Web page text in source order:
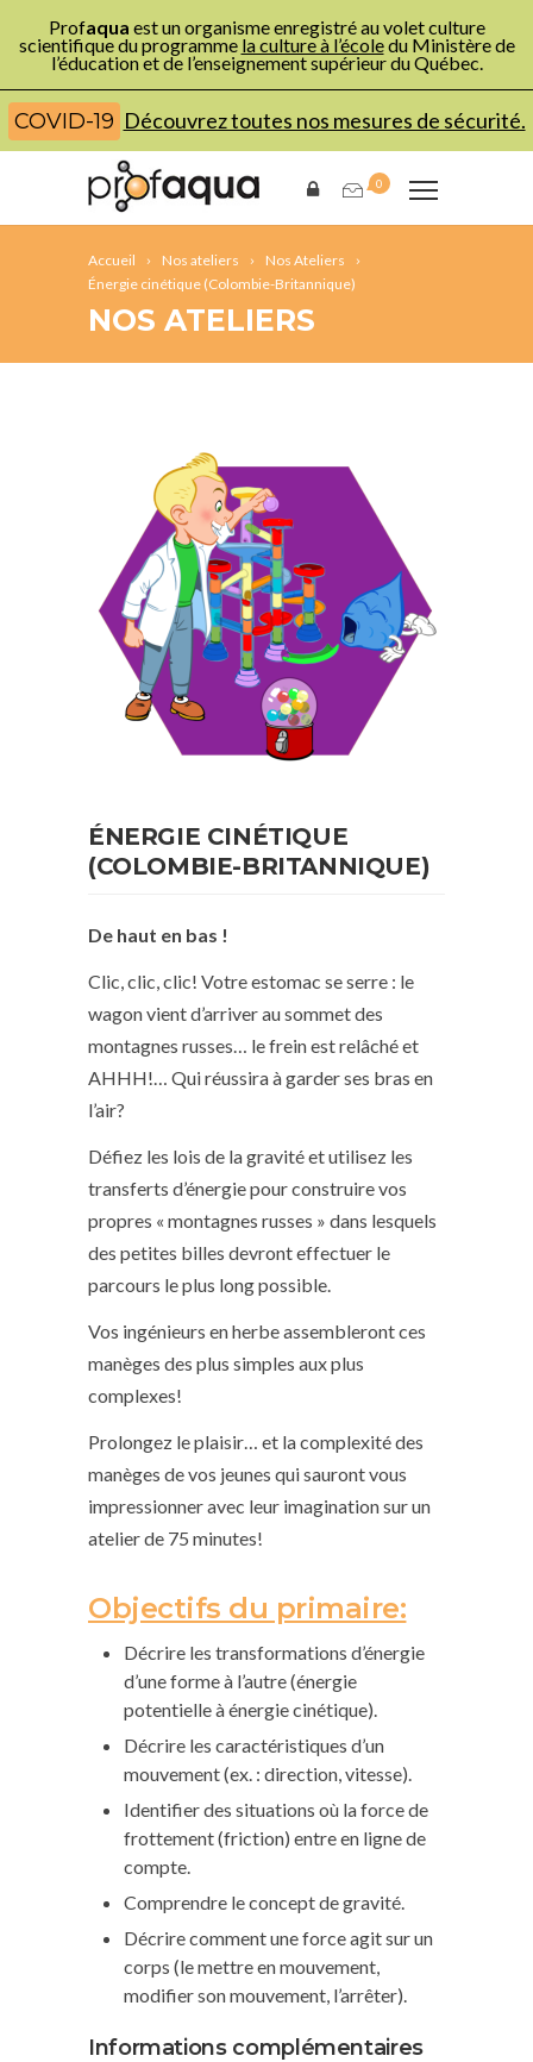
Profaqua est un organisme enregistré au volet culture
scientifique du programme la culture à l’écoledu Ministère de
l’éducation et de l’enseignement supérieur du Québec.
COVID-19 Découvrez toutes nos mesures de sécurité.
0
Accueil Nos ateliers
Nos Ateliers
Énergie cinétique (Colombie-Britannique)
NOS ATELIERS
ÉNERGIE CINÉTIQUE
(COLOMBIE-BRITANNIQUE)
De haut en bas !
Clic, clic, clic! Votre estomac se serre : le
wagon vient d’arriver au sommet des
montagnes russes… le frein est relâché et
AHHH!… Qui réussira à garder ses bras en
l’air?
Défiez les lois de la gravité et utilisez les
transferts d’énergie pour construire vos
propres « montagnes russes » dans lesquels
des petites billes devront effectuer le
parcours le plus long possible.
Vos ingénieurs en herbe assembleront ces
manèges des plus simples aux plus
complexes!
Prolongez le plaisir… et la complexité des
manèges de vos jeunes qui sauront vous
impressionner avec leur imagination sur un
atelier de 75 minutes!
Objectifs du primaire:
Décrire les transformations d’énergie
d’une forme à l’autre (énergie
potentielle à énergie cinétique).
Décrire les caractéristiques d’un
mouvement (ex. : direction, vitesse).
Identifier des situations où la force de
frottement (friction) entre en ligne de
compte.
Comprendre le concept de gravité.
Décrire comment une force agit sur un
corps (le mettre en mouvement,
modifier son mouvement, l’arrêter).
Informations complémentaires